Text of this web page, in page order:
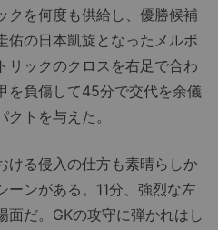
クを何度も供給し、優勝候補
佑の日本凱旋となったメルボ
リックのクロスを右足で合わ
を負傷して45分で交代を余儀
トを与えた。
る侵入の仕方も素晴らしか
ーンがある。11分、強烈な左
面だ。GKの攻守に弾かれはし